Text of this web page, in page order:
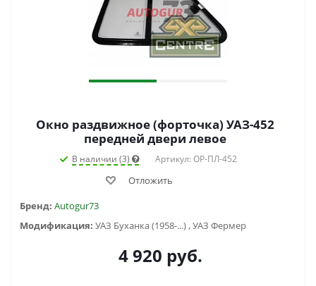
Окно раздвижное (форточка) УАЗ-452
передней двери левое
В наличии (3) Артикул: ОР-ПЛ-452
Отложить
Бренд: Autogur73
Модификация: УАЗ Буханка (1958-...) , УАЗ Фермер
4 920 руб.